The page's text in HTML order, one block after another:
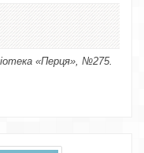
«Перця», №275.